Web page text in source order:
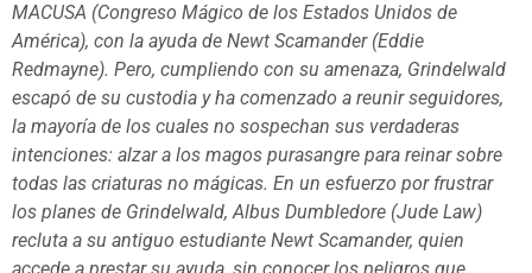
MACUSA (Congreso Mágico de los Estados Unidos de
América), con la ayuda de Newt Scamander (Eddie
Redmayne). Pero, cumpliendo con su amenaza, Grindelwald
escapó de su custodia y ha comenzado a reunir seguidores,
la mayoría de los cuales no sospechan sus verdaderas
intenciones: alzar a los magos purasangre para reinar sobre
todas las criaturas no mágicas. En un esfuerzo por frustrar
los planes de Grindelwald, Albus Dumbledore (Jude Law)
recluta a su antiguo estudiante Newt Scamander, quien